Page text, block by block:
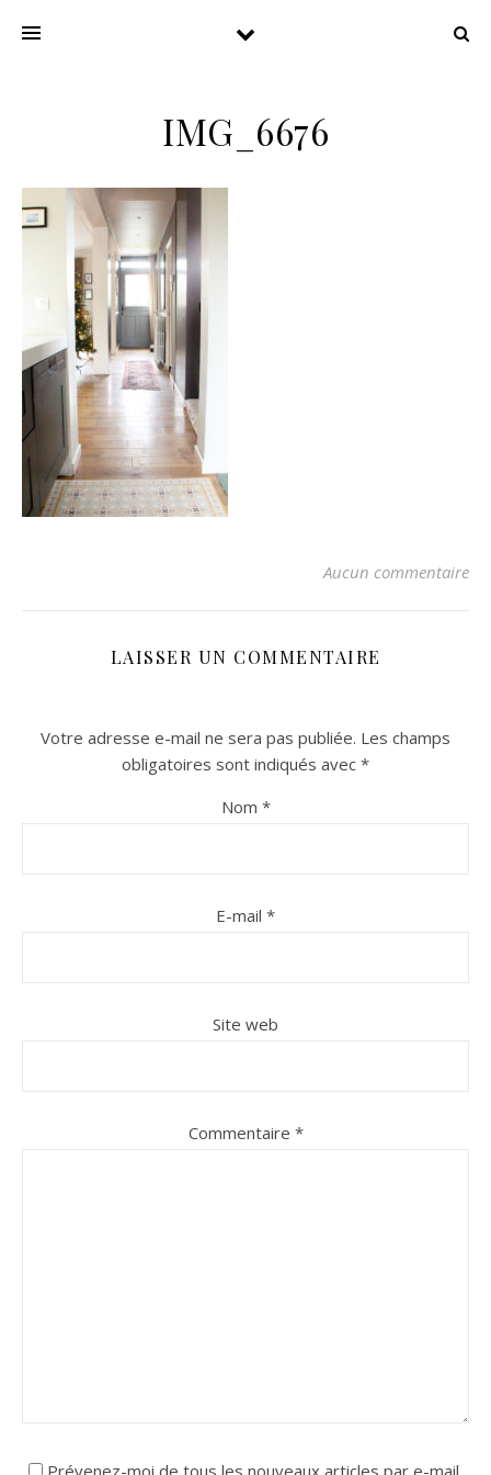
sur Instagram
sur Instagram
IMG_6676
Aucun commentaire
LAISSER UN COMMENTAIRE
Votre adresse e-mail ne sera pas publiée. Les champs
obligatoires sont indiqués avec *
Nom *
E-mail *
Site web
Commentaire *
Prévenez-moi de tous les nouveaux articles par e-mail.